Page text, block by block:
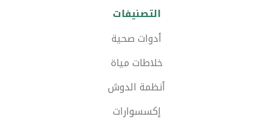
التصنيفات
أدوات صحية
خلاطات مياة
أنظمة الدوش
إكسسوارات